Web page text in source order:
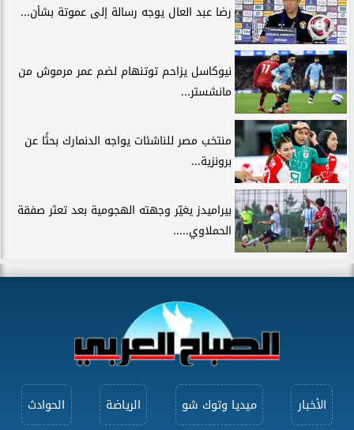
رضا عبد العال يوجه رسالة إلى عموتة بشأن...
نيوكاسل يزاحم توتنهام لضم عمر مرموش من
مانشستر...
منتخب مصر للناشئات يواجه الدنمارك بحثًا عن
برونزية...
بيراميدز يغيّر وجهته الهجومية بعد تعثر صفقة
الحملاوي.....
الأخبار ميديا وتوك شو الرياضة الحوادث